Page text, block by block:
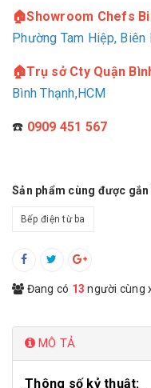
🏠Showroom Chefs
Phường Tam Hiệp, Biên
🏠Trụ sở Cty Quận
Bình Thạnh,HCM
☎️ 0909 451 567
Sản phẩm cùng được gắn
Bếp điện từ ba
Đang có 13 người cùng
MÔ TẢ
Thông số kỷ thuật: